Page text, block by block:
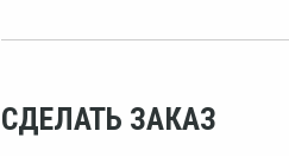
СДЕЛАТЬ ЗАКАЗ